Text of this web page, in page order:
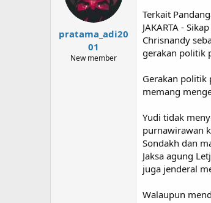
a
pratama_adi20
01
New member
Terkait
JAKARTA -
Chrisnandy
gerakan politik
Gerakan politik
memang
Yudi tidak
purnawirawan
Sondakh dan
Jaksa agung
juga jenderal
Walaupun